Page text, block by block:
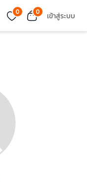
0 0 เข้าสู่ระบบ